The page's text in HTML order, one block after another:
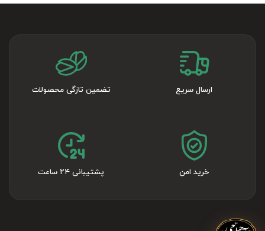
ارسال سریع تضمین تازگی محصولات
خرید امن پشتیبانی ۲۴ ساعت